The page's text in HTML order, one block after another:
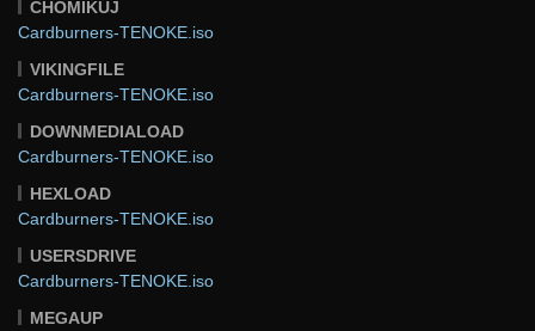
CHOMIKUJ
Cardburners-TENOKE.iso
VIKINGFILE
Cardburners-TENOKE.iso
DOWNMEDIALOAD
Cardburners-TENOKE.iso
HEXLOAD
Cardburners-TENOKE.iso
USERSDRIVE
Cardburners-TENOKE.iso
MEGAUP